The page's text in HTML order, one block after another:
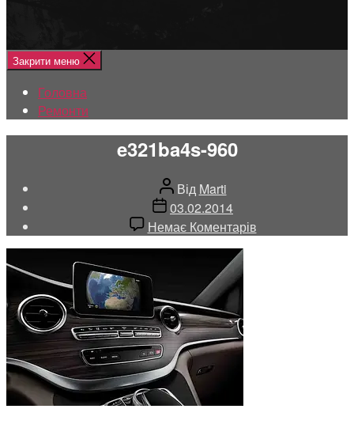
Закрити меню
Головна
Ремонти
e321ba4s-960
Автор
запису
Від Marti
Дата
запису
03.02.2014
Немає Коментарівдо